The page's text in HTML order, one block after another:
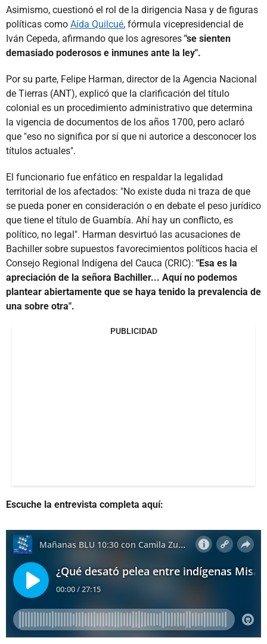
Asimismo, cuestionó el rol de la dirigencia Nasa y de figuras
políticas como Aída Quilcué, fórmula vicepresidencial de
Iván Cepeda, afirmando que los agresores "se sienten
demasiado poderosos e inmunes ante la ley".
Por su parte, Felipe Harman, director de la Agencia Nacional
de Tierras (ANT), explicó que la clarificación del título
colonial es un procedimiento administrativo que determina
la vigencia de documentos de los años 1700, pero aclaró
que "eso no significa por sí que ni autorice a desconocer los
títulos actuales".
El funcionario fue enfático en respaldar la legalidad
territorial de los afectados: "No existe duda ni traza de que
se pueda poner en consideración o en debate el peso jurídico
que tiene el título de Guambía. Ahí hay un conflicto, es
político, no legal". Harman desvirtuó las acusaciones de
Bachiller sobre supuestos favorecimientos políticos hacia el
Consejo Regional Indígena del Cauca (CRIC): "Esa es la
apreciación de la señora Bachiller... Aquí no podemos
plantear abiertamente que se haya tenido la prevalencia de
una sobre otra".
PUBLICIDAD
Escuche la entrevista completa aquí: